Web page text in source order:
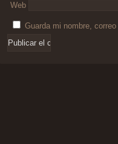
Web
Guarda mi nombre,